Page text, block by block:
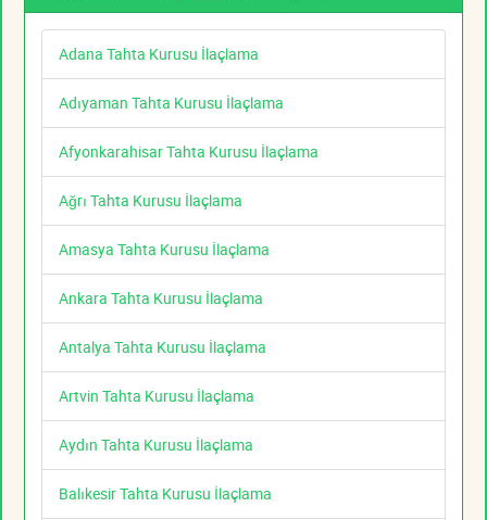
Adana Tahta Kurusu İlaçlama
Adıyaman Tahta Kurusu İlaçlama
Afyonkarahisar Tahta Kurusu İlaçlama
Ağrı Tahta Kurusu İlaçlama
Amasya Tahta Kurusu İlaçlama
Ankara Tahta Kurusu İlaçlama
Antalya Tahta Kurusu İlaçlama
Artvin Tahta Kurusu İlaçlama
Aydın Tahta Kurusu İlaçlama
Balıkesir Tahta Kurusu İlaçlama